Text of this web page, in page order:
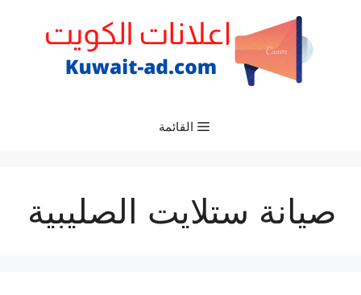
القائمة
صيانة ستلايت الصليبية